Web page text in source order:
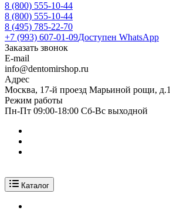
8 (800) 555-10-44
8 (800) 555-10-44
8 (495) 785-22-70
+7 (993) 607-01-09Доступен WhatsApp
Заказать звонок
E-mail
info@dentomirshop.ru
Адрес
Москва, 17-й проезд Марьиной рощи, д.1
Режим работы
Пн-Пт 09:00-18:00 Сб-Вс выходной
Каталог